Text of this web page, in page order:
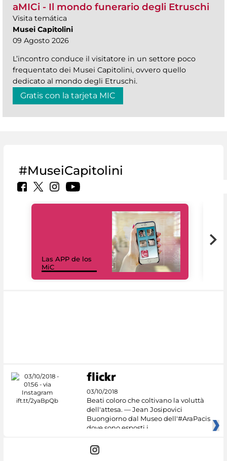
aMICi - Il mondo funerario degli Etruschi
Visita temática
Musei Capitolini
09 Agosto 2026
L’incontro conduce il visitatore in un settore poco
frequentato dei Musei Capitolini, ovvero quello
dedicato al mondo degli Etruschi.
Gratis con la tarjeta MIC
#MuseiCapitolini
Las APP de los
MiC
03/10/2018
Beati coloro che coltivano la voluttà
dell'attesa. — Jean Josipovici
Buongiorno dal Museo dell'#AraPacis
dove sono esposti i